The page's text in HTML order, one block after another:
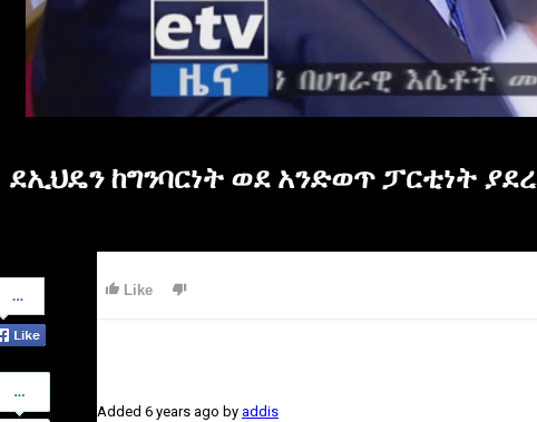
ደኢህዴን ከግንባርነት ወደ አንድወጥ ፓርቲነት
on
Facebook
Share
on
Twitter
Like
Added 6 years ago by addis